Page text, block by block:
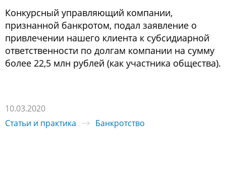
Конкурсный управляющий компании,
признанной банкротом, подал заявление о
привлечении нашего клиента к субсидиарной
ответственности по долгам компании на сумму
более 22,5 млн рублей (как участника общества).
10.03.2020
Статьи и практика
Банкротство